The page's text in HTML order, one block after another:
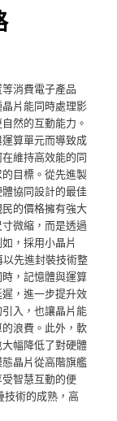
消費電子產品
片能同時處理影
然的互動能力。
算單元而導致成
維持高效能的同
目標。從先進製
協同設計的最佳
的價格擁有強大
微縮，而是透過
，採用小晶片
以先進封裝技術整
，記憶體與運算
，進一步提升效
入，也讓晶片能
浪費。此外，軟
幅降低了對硬體
晶片從高階旗艦
智慧互動的便
技術的成熟，高